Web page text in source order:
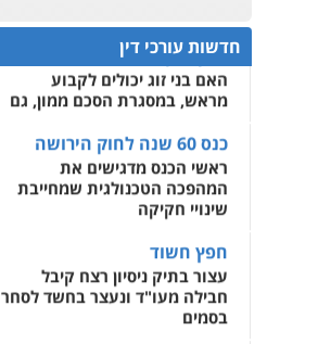
תעבורה פלילי מעצרים
וחקירות
אסירים
0549722872
עו"ד זוהר ארבל
פלילי פשיעה חמורה
מעצרים וחקירות קטינים
0538788878
0522508109
אחסון אתרים
מהירות הגנה גיבוי
שירותים מקצועיים
לעורכי דין
מרכז התחלה חדשה
אסירים
דין
0544500346
חדשות עורכי דין
המתח שבין חוק יחסי ממון
לבין חוק הירושה
האם בני זוג יכולים לקבוע
מראש, במסגרת הסכם ממון, גם
כנס 60 שנה לחוק הירושה
ראשי הכנס מדגישים את
המהפכה הטכנולגית שמחייבת
שינויי חקיקה
חפץ חשוד
עצור בתיק ניסיון רצח קיבל
חבילה מעו"ד ונעצר בחשד לסחר
בסמים